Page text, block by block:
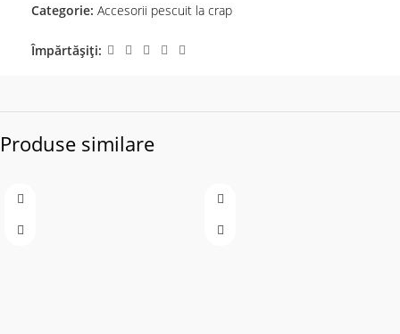
Categorie: Accesorii pescuit la crap
Împărtășiți:
Produse similare